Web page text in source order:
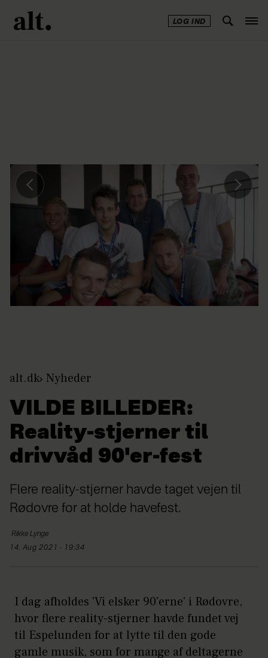
LOG IND
alt.dk Nyheder
VILDE BILLEDER:
Reality-stjerner til
drivvåd 90'er-fest
Flere reality-stjerner havde taget vejen til
Rødovre for at holde havefest.
Rikke Lynge
14. Aug 2021 - 19:34
I dag afholdes 'Vi elsker 90'erne' i Rødovre,
hvor flere reality-stjerner havde fundet vej
til Espelunden for at lytte til den gode
gamle musik, som for mange af deltagerne